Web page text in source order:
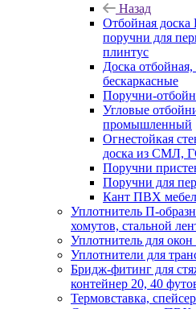
Назад
Отбойная
поручни для
плинтус
Доска
бескаркасные
Поручни-
Угловые
промышленный
Огнестойкая
доска из СМЛ,
Поручни
Поручни для
Кант ПВХ
Уплотнитель П-
хомутов, стальной
Уплотнитель для
Уплотнители для
Бридж-фитинг для
контейнер 20, 40
Термовставка, спейсер